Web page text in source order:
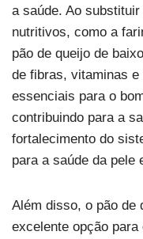
a saúde. Ao
nutritivos, como a
pão de queijo de
de fibras, vitaminas
essenciais para o
contribuindo para a
fortalecimento do
para a saúde da pele
Além disso, o pão de
excelente opção